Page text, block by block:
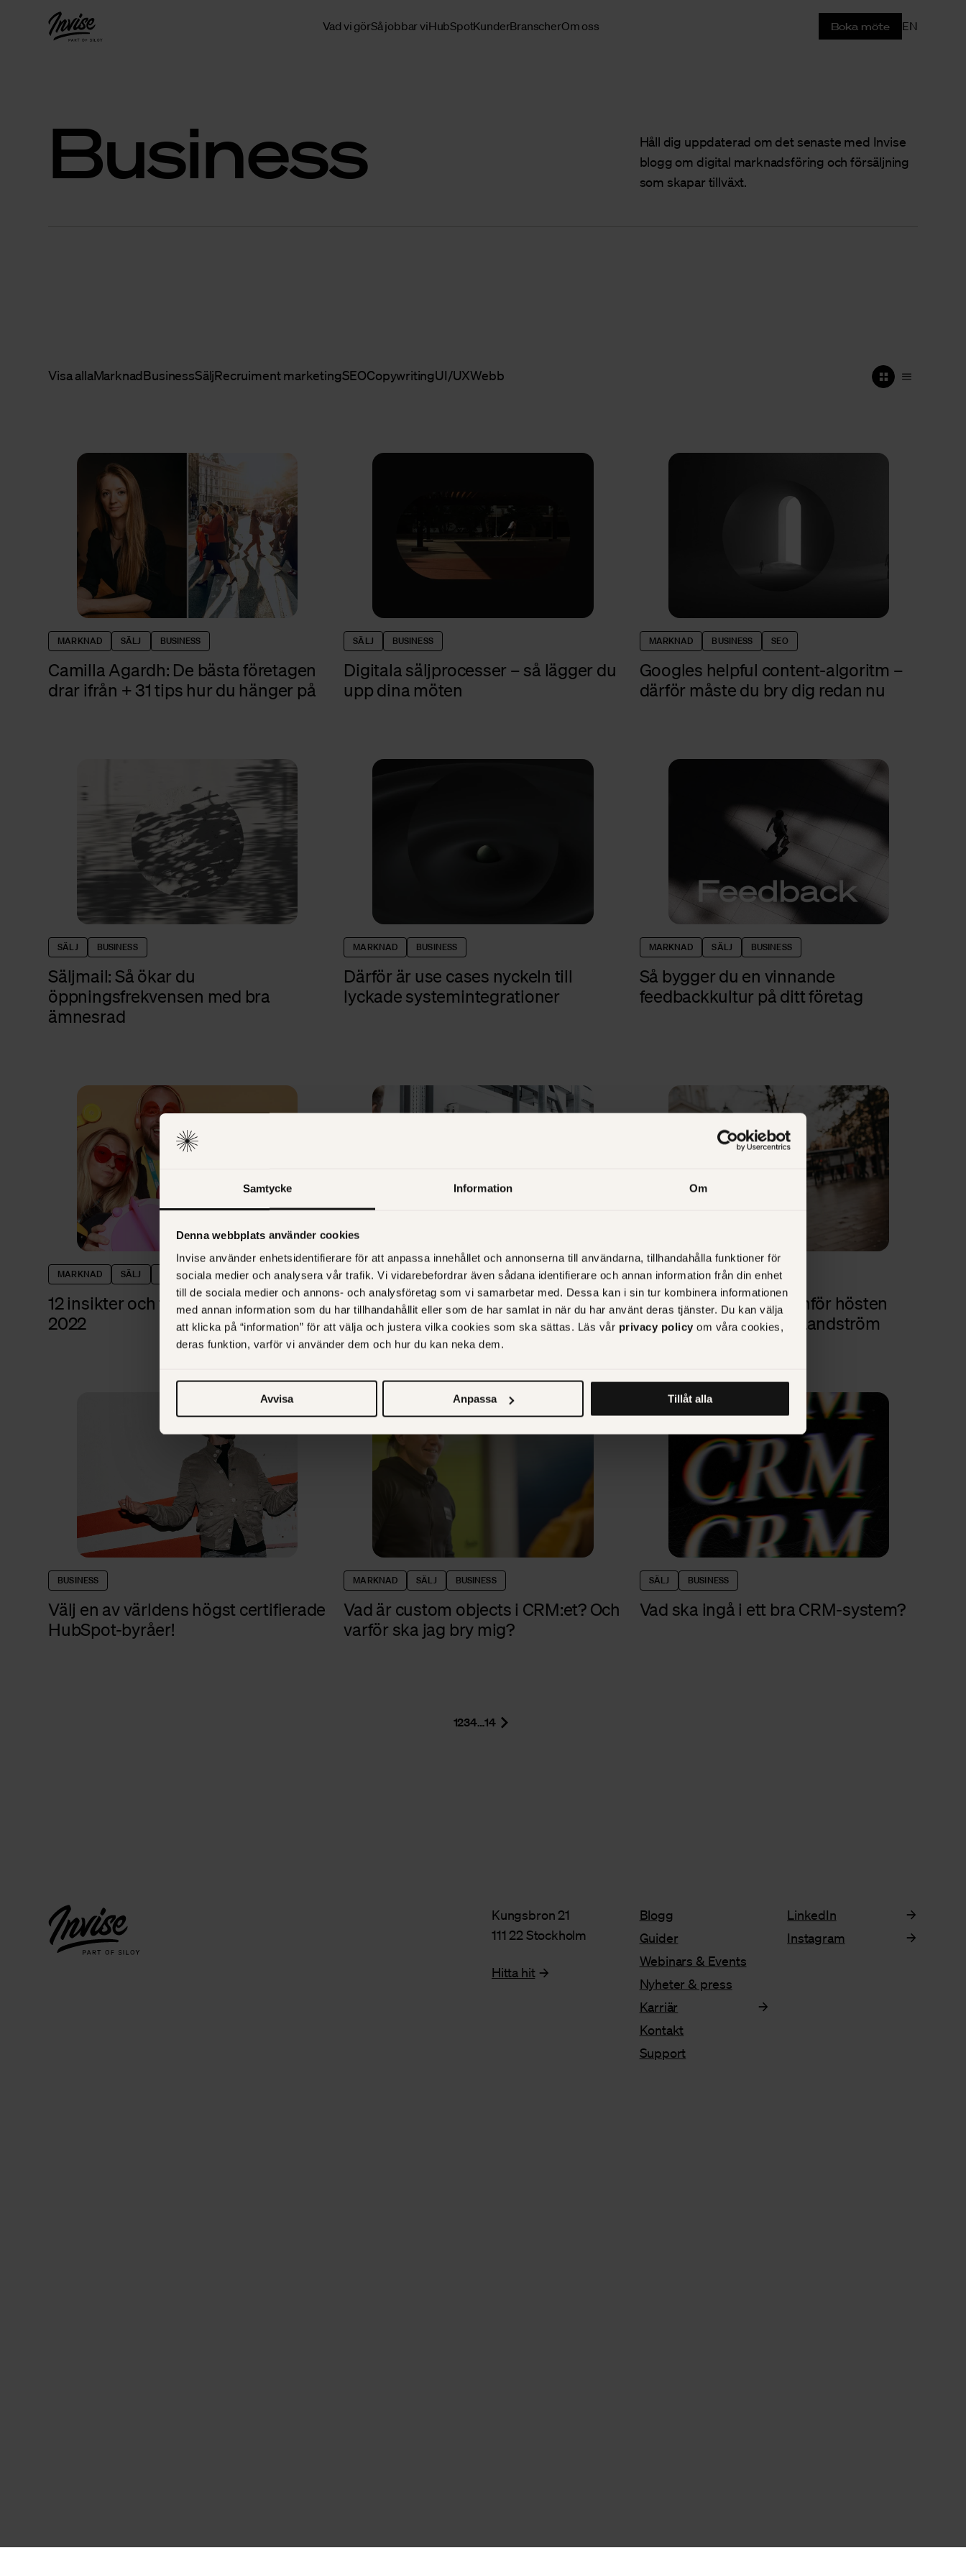
Samtycke Information Om
Denna webbplats använder cookies
Invise använder enhetsidentifierare för att anpassa innehållet och annonserna till användarna, tillhandahålla funktioner för
sociala medier och analysera vår trafik. Vi vidarebefordrar även sådana identifierare och annan information från din enhet
till de sociala medier och annons- och analysföretag som vi samarbetar med. Dessa kan i sin tur kombinera informationen
med annan information som du har tillhandahållit eller som de har samlat in när du har använt deras tjänster. Du kan välja
att klicka på “information” för att välja och justera vilka cookies som ska sättas. Läs vår privacy policy om våra cookies,
deras funktion, varför vi använder dem och hur du kan neka dem.
Avvisa Anpassa Tillåt alla
Vad vi görSå jobbar viHubSpotKunderBranscherOm oss Boka möte EN
Business
Håll dig uppdaterad om det senaste med Invise
blogg om digital marknadsföring och försäljning
som skapar tillväxt.
Visa allaMarknadBusinessSäljRecruiment marketingSEOCopywritingUI/UXWebb
MARKNAD SÄLJ BUSINESS
Camilla Agardh: De bästa företagen
drar ifrån + 31 tips hur du hänger på
SÄLJ BUSINESS
Digitala säljprocesser – så lägger du
upp dina möten
MARKNAD BUSINESS SEO
Googles helpful content-algoritm –
därför måste du bry dig redan nu
SÄLJ BUSINESS
Säljmail: Så ökar du
öppningsfrekvensen med bra
ämnesrad
MARKNAD BUSINESS
Därför är use cases nyckeln till
lyckade systemintegrationer
MARKNAD SÄLJ BUSINESS
Så bygger du en vinnande
feedbackkultur på ditt företag
MARKNAD SÄLJ BUSINESS
12 insikter och trender från Inbound
2022
BUSINESS
Camilla Agardh: "Därför är Northvolt
helt rätt i tiden”
MARKNAD BUSINESS
Snabb trendspaning inför hösten
med vår CTO Fredrik Landström
BUSINESS
Välj en av världens högst certifierade
HubSpot-byråer!
MARKNAD SÄLJ BUSINESS
Vad är custom objects i CRM:et? Och
varför ska jag bry mig?
SÄLJ BUSINESS
Vad ska ingå i ett bra CRM-system?
1234…14
Kungsbron 21
111 22 Stockholm
Hitta hit
Blogg
Guider
Webinars & Events
Nyheter & press
Karriär
Kontakt
Support
LinkedIn
Instagram